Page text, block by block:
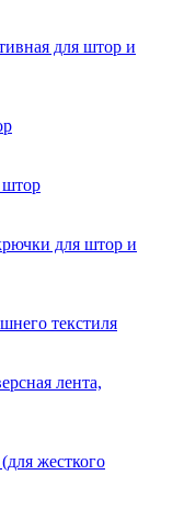
для штор и
штор
для штор и
текстиля
лента,
жесткого